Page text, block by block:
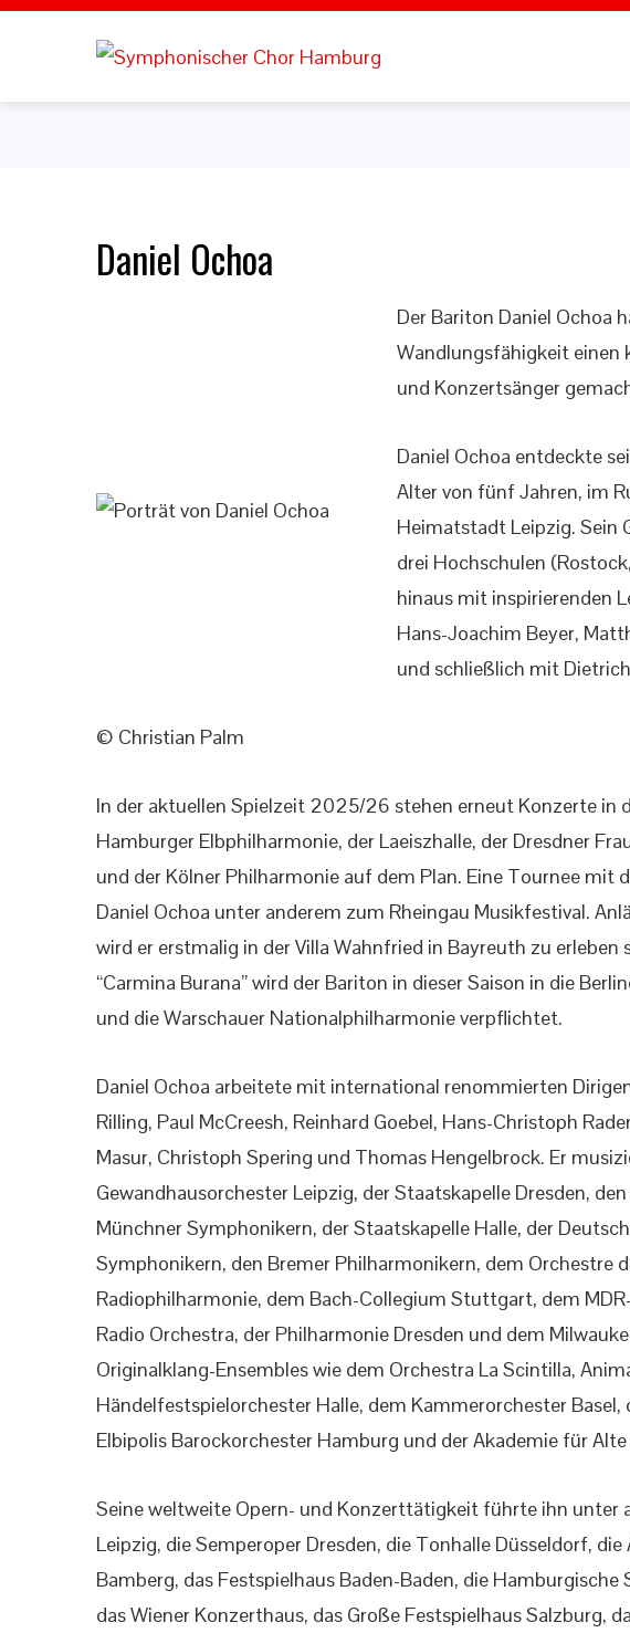
Daniel Ochoa
Der Bariton Daniel Ochoa
Wandlungsfähigkeit einen
und Konzertsänger
Daniel Ochoa entdeckte
Alter von fünf Jahren, im
Heimatstadt Leipzig. Sein
drei Hochschulen
hinaus mit inspirierenden
Hans-Joachim Beyer,
und schließlich mit
© Christian Palm
In der aktuellen Spielzeit 2025/26 stehen erneut Konzerte in
Hamburger Elbphilharmonie, der Laeiszhalle, der Dresdner
und der Kölner Philharmonie auf dem Plan. Eine Tournee mit
Daniel Ochoa unter anderem zum Rheingau Musikfestival.
wird er erstmalig in der Villa Wahnfried in Bayreuth zu erleben
“Carmina Burana” wird der Bariton in dieser Saison in die
und die Warschauer Nationalphilharmonie verpflichtet.
Daniel Ochoa arbeitete mit international renommierten
Rilling, Paul McCreesh, Reinhard Goebel, Hans-Christoph
Masur, Christoph Spering und Thomas Hengelbrock. Er
Gewandhausorchester Leipzig, der Staatskapelle Dresden,
Münchner Symphonikern, der Staatskapelle Halle, der
Symphonikern, den Bremer Philharmonikern, dem Orchestre
Radiophilharmonie, dem Bach-Collegium Stuttgart, dem
Radio Orchestra, der Philharmonie Dresden und dem
Originalklang-Ensembles wie dem Orchestra La Scintilla,
Händelfestspielorchester Halle, dem Kammerorchester
Elbipolis Barockorchester Hamburg und der Akademie für Alte
Seine weltweite Opern- und Konzerttätigkeit führte ihn unter
Leipzig, die Semperoper Dresden, die Tonhalle Düsseldorf,
Bamberg, das Festspielhaus Baden-Baden, die Hamburgische
das Wiener Konzerthaus, das Große Festspielhaus Salzburg,